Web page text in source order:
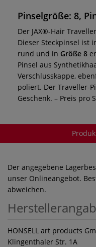
Pinselgröße: 8,
Der JAX®-Hair
Dieser Steckpinsel ist
rund und in Größe 8
Pinsel aus
Verschlusskappe,
poliert. Der Traveller-
Geschenk. – Preis pro
Der angegebene
unser Onlineangebot.
abweichen.
HONSELL art products
Klingenthaler Str. 1A